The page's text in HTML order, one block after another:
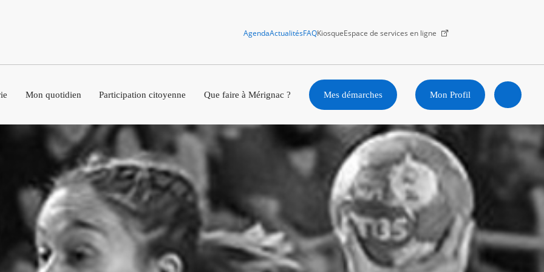
AgendaActualitésFAQKiosqueEspace de services en ligne
Mon quotidien Participation citoyenne Que faire à Mérignac ? Mes démarches Mon Profil
Ouvrir